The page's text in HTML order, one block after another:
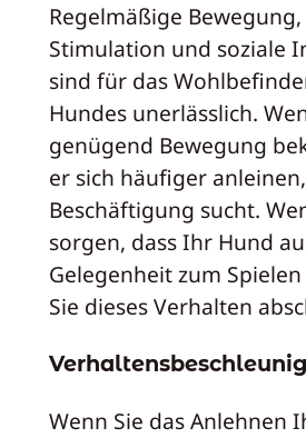
Regelmäßige
Stimulation und soziale
sind für das
Hundes unerlässlich.
genügend Bewegung
er sich häufiger
Beschäftigung sucht.
sorgen, dass Ihr Hund
Gelegenheit zum
Sie dieses Verhalten
Wenn Sie das Anlehnen